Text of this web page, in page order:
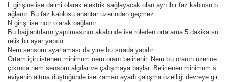
L girişine ise daimi olarak elektrik sağlayacak olan ayrı bir faz kablosu b
ağlanır. Bu faz kablosu anahtar üzerinden geçmez.
N girişi ise nötr olarak bağlanır.
Bu bağlantıların yapılmasının akabinde ise röleden ortalama 5 dakika sü
relik bir ayar yapılır.
Nem sensörü ayarlaması da yine bu sırada yapılır.
Ortam için istenen minimum nem oranı belirlenir. Nem bu oranın üzerine
çıkınca nem sensörü algılar ve çalışmaya başlar. Belirlenen minimum s
eviyenin altına düştüğünde ise zaman ayarlı çalışma özelliği devreye gir